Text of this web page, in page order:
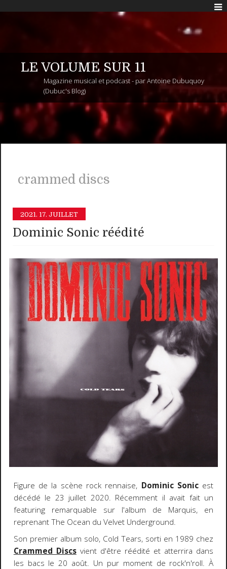
LE VOLUME SUR 11
Magazine musical et podcast - par Antoine Dubuquoy
(Dubuc's Blog)
crammed discs
2021. 17. JUILLET
Dominic Sonic réédité
Figure de la scène rock rennaise, Dominic Sonicest
décédé le 23 juillet 2020. Récemment il avait fait un
featuring remarquable sur l'album de Marquis, en
reprenant The Ocean du Velvet Underground.
Son premier album solo, Cold Tears, sorti en 1989 chez
Crammed Discsvient d'être réédité et atterrira dans
les bacs le 20 août. Un pur moment de rock'n'roll. À